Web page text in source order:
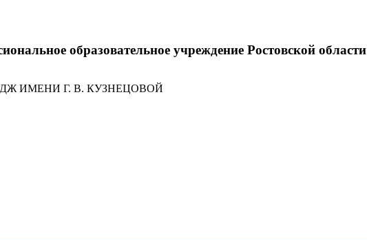
образовательное учреждение Ростовской области
ИМЕНИ Г. В. КУЗНЕЦОВОЙ